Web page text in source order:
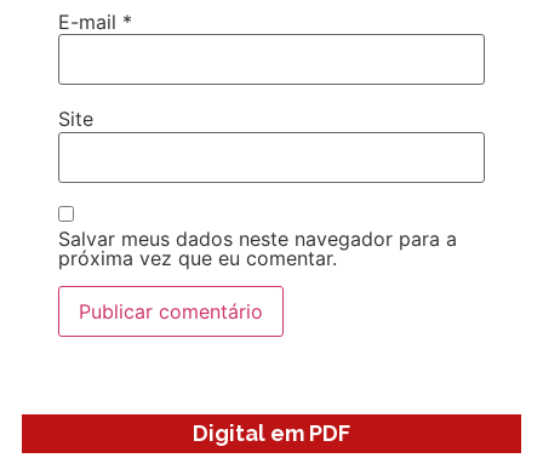
E-mail *
Site
Salvar meus dados neste navegador para a
próxima vez que eu comentar.
Digital em PDF